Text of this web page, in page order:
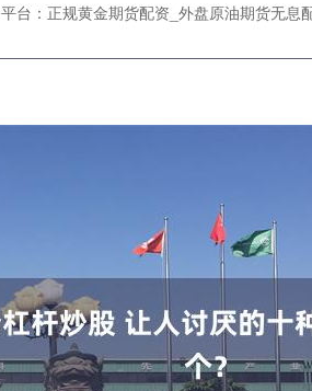
平台：正规黄金期货配资_外盘原油期货无息